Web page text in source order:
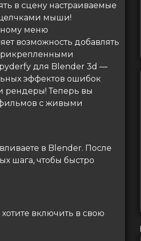
в сцену настраиваемые
мыши!
меню
возможность добавлять
для Blender 3d —
эффектов ошибок
рендеры! Теперь вы
с живыми
в Blender. После
шага, чтобы быстро
включить в свою